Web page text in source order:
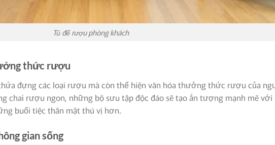
Tủ để rượu phòng khách
thức rượu
đựng các loại rượu mà còn thể hiện văn hóa thưởng thức rượu của
chai rượu ngon, những bộ sưu tập độc đáo sẽ tạo ấn tượng mạnh mẽ với
buổi tiệc thân mật thú vị hơn.
gian sống